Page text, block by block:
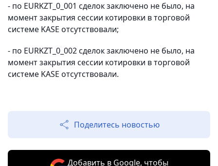
- по EURKZT_0_001 сделок заключено не было, на
момент закрытия сессии котировки в торговой
системе KASE отсутствовали;
- по EURKZT_0_002 сделок заключено не было, на
момент закрытия сессии котировки в торговой
системе KASE отсутствовали.
Поделитесь новостью
Добавить в Google, чтобы